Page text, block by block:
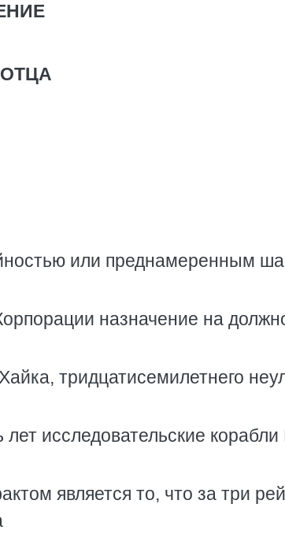
или преднамеренным
назначение на
тридцатисемилетнего
лет исследовательские
является то, что за три